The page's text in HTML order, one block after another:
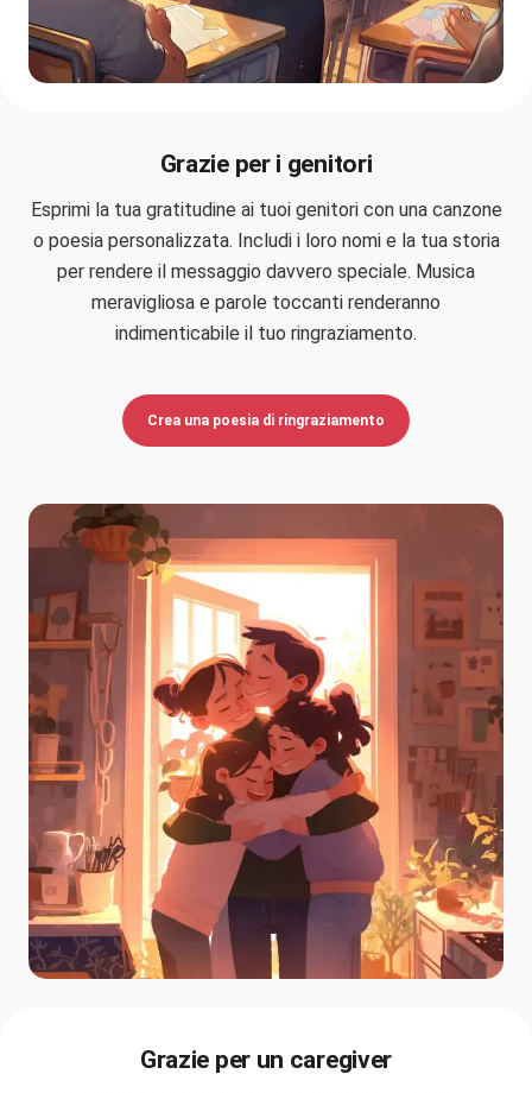
Grazie per i genitori
Esprimi la tua gratitudine ai tuoi genitori con una canzone
o poesia personalizzata. Includi i loro nomi e la tua storia
per rendere il messaggio davvero speciale. Musica
meravigliosa e parole toccanti renderanno
indimenticabile il tuo ringraziamento.
Crea una poesia di ringraziamento
Grazie per un caregiver